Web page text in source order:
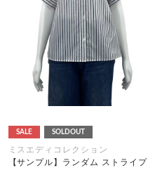
SALE SOLDOUT
ミスエディコレクション
【サンプル】ランダム ストライプ